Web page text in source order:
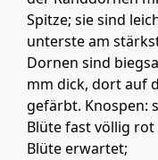
Spitze; sie sind
unterste am
Dornen sind
mm dick, dort auf
gefärbt. Knospen:
Blüte fast völlig
Blüte erwartet;